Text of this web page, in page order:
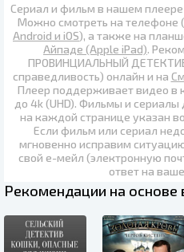
Сериал и фильм в нашем плеере
Можно смотреть на телефоне
Android и iOS), а также на
Айпаде (Apple iPad).
ПРОВИНЦИАЛЬНЫЙ ДЕТЕКТИВ
справедливость) онлайн и на
Плеер поддерживает видео в
до 4k (UHD). Фильмы и сериалы
на каждой странице указан
Если фильм или сериал
мгновенно исправим
свой е-мейл (электронную
ответ на
Рекомендации на основе